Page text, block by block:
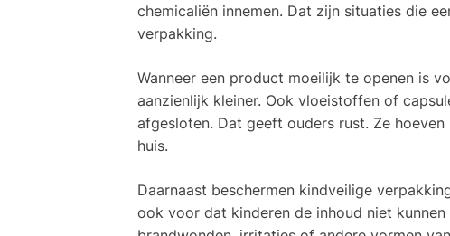
chemicaliën innemen. Dat zijn situaties die
verpakking.
Wanneer een product moeilijk te openen is
aanzienlijk kleiner. Ook vloeistoffen of
afgesloten. Dat geeft ouders rust. Ze
huis.
Daarnaast beschermen kindveilige
ook voor dat kinderen de inhoud niet